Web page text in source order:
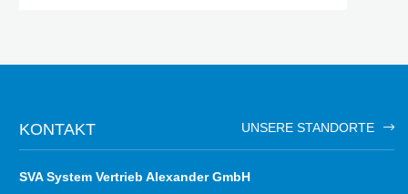
KONTAKT UNSERE STANDORTE
SVA System Vertrieb Alexander GmbH